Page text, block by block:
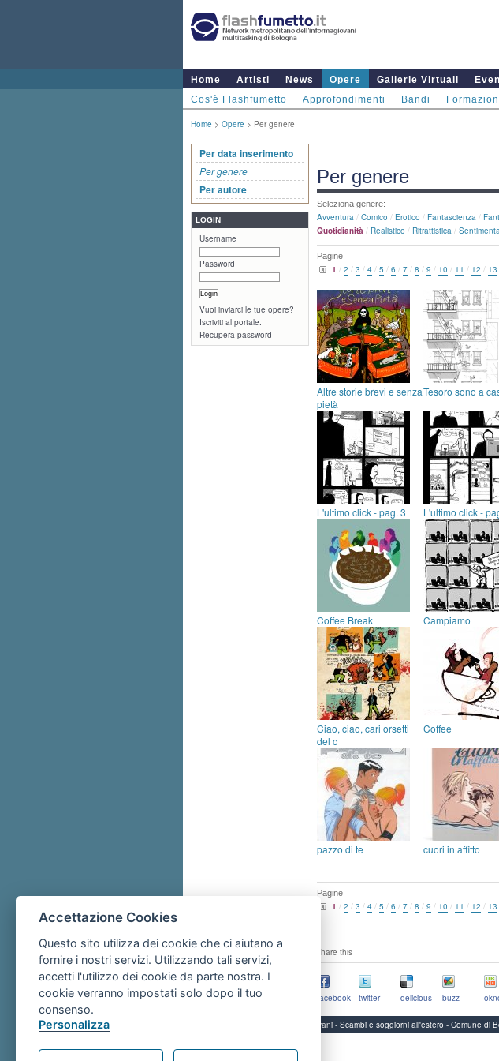
Home Artisti News Opere Gallerie Virtuali
Cos'è Flashfumetto
Approfondimenti Bandi
Home > Opere > Per genere
Per data inserimento
Per genere
Per autore
LOGIN
Username
Password
Vuoi inviarci le tue opere?
Iscriviti al portale.
Recupera password
Per genere
Seleziona genere:
Avventura / Comico / Erotico / Fantascienza /
Quotidianità / Realistico / Ritrattistica /
Pagine
1 / 2 / 3 / 4 / 5 / 6 / 7 / 8 / 9 / 10 / 11 / 12 / 13
Altre storie brevi e senza
pietà
Tesoro sono a
L'ultimo click - pag. 3 L'ultimo click -
Coffee Break Campiamo
Ciao, ciao, cari orsetti
del c
Coffee
pazzo di te cuori in affitto
Pagine
1 / 2 / 3 / 4 / 5 / 6 / 7 / 8 / 9 / 10 / 11 / 12 / 13
share this
facebook twitter delicious buzz
Servizi per i giovani - Scambi e soggiorni all'estero - Comune
Accettazione Cookies
Questo sito utilizza dei cookie che ci aiutano a
fornire i nostri servizi. Utilizzando tali servizi,
accetti l'utilizzo dei cookie da parte nostra. I
cookie verranno impostati solo dopo il tuo
consenso.
Personalizza